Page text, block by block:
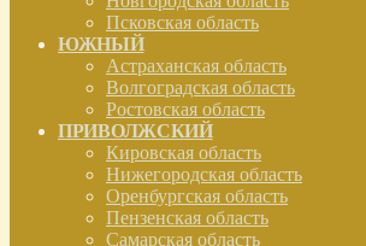
Псковская область
ЮЖНЫЙ
Астраханская область
Волгоградская область
Ростовская область
ПРИВОЛЖСКИЙ
Кировская область
Нижегородская область
Оренбургская область
Пензенская область
Самарская область